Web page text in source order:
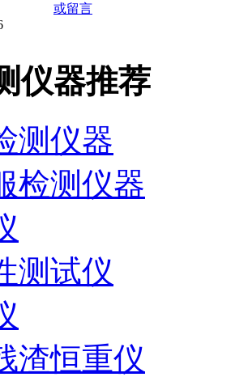
仪器推荐
测仪器
检测仪器
测试仪
渣恒重仪